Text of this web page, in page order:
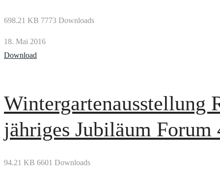
698.21 KB 7773 Downloads
18. Mai 2016
Download
Wintergartenausstellung
jähriges Jubiläum Forum
94.21 KB 6601 Downloads